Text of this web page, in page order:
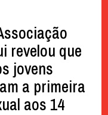
revelou que
jovens
a primeira
aos 14